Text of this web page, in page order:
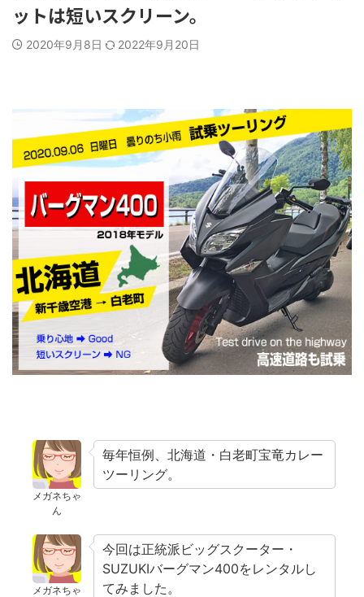
ットは短いスクリーン。
2020年9月8日 2022年9月20日
メガネちゃ
ん
毎年恒例、北海道・白老町宝竜カレー
ツーリング。
メガネちゃ
今回は正統派ビッグスクーター・
SUZUKIバーグマン400をレンタルし
てみました。